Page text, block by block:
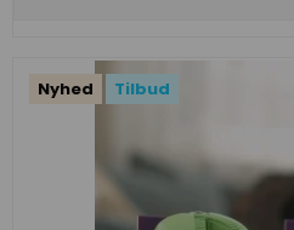
Nyhed Tilbud